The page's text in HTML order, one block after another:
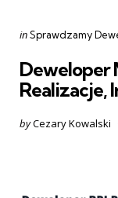
Categories
Posted
inSprawdzamy
Deweloper
Realizacje,
Posted
byCezary Kowalski